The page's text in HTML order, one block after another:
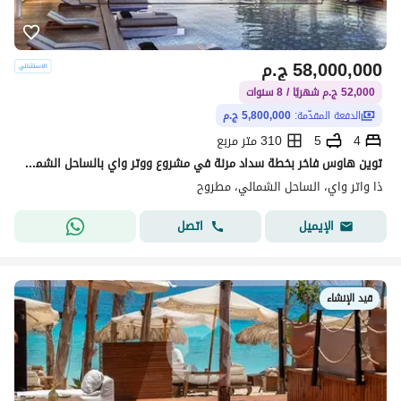
ج.م58,000,000
52,000 ج.م شهريًا / 8 سنوات
الدفعة المقدّمة: 5,800,000 ج.م
4
5
310 متر مربع
توين هاوس فاخر بخطة سداد مرنة في مشروع ووتر واي بالساحل الشمالي موقع متميز Phase 2 Waterway North Coast
ذا واتر واي، الساحل الشمالي، مطروح
الإيميل
اتصل
قيد الإنشاء